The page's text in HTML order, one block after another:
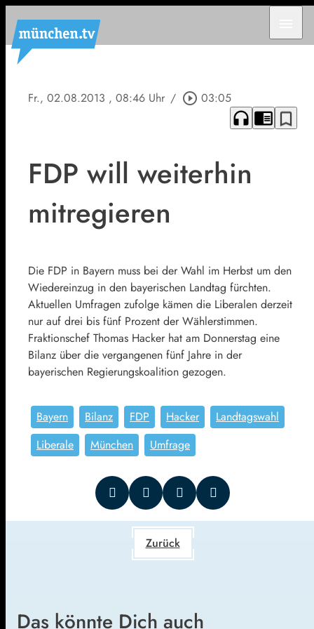
Fr., 02.08.2013 , 08:46 Uhr / play_circle_outline 03:05
headphones chrome_reader_mode bookmark_border
FDP will weiterhin
mitregieren
Die FDP in Bayern muss bei der Wahl im Herbst um den
Wiedereinzug in den bayerischen Landtag fürchten.
Aktuellen Umfragen zufolge kämen die Liberalen derzeit
nur auf drei bis fünf Prozent der Wählerstimmen.
Fraktionschef Thomas Hacker hat am Donnerstag eine
Bilanz über die vergangenen fünf Jahre in der
bayerischen Regierungskoalition gezogen.
Bayern Bilanz FDP Hacker
Landtagswahl
Liberale
München Umfrage
Zurück
Das könnte Dich auch